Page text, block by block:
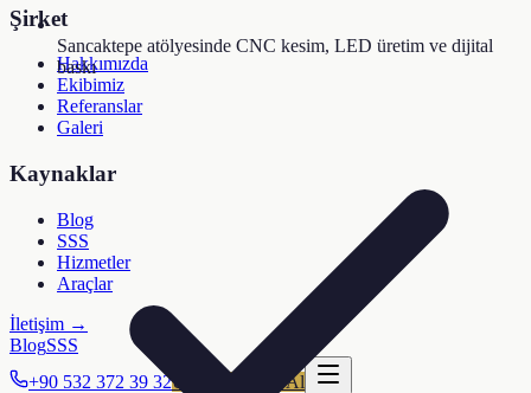
Şirket
Hakkımızda
Ekibimiz
Referanslar
Galeri
Kaynaklar
Blog
SSS
Hizmetler
Araçlar
İletişim →
BlogSSS
+90 532 372 39 32Ücretsiz Teklif Al
Sancaktepe atölyesinde CNC kesim, LED üretim ve dijital
baskı